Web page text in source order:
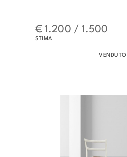
€ 1.200 / 1.500
STIMA
VENDUTO